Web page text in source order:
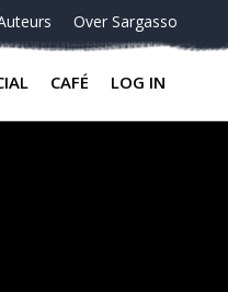
Over Sargasso
CAFÉ LOG IN